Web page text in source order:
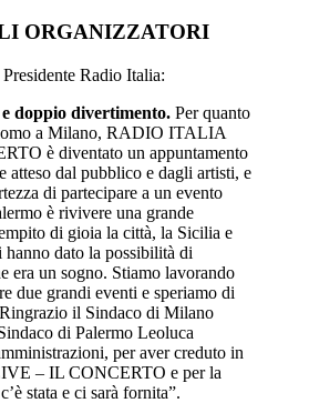
ORGANIZZATORI
Radio Italia:
doppio divertimento. Per quanto
a Milano, RADIO ITALIA
è diventato un appuntamento
atteso dal pubblico e dagli artisti, e
di partecipare a un evento
è rivivere una grande
di gioia la città, la Sicilia e
dato la possibilità di
era un sogno. Stiamo lavorando
due grandi eventi e speriamo di
il Sindaco di Milano
di Palermo Leoluca
per aver creduto in
– IL CONCERTO e per la
stata e ci sarà fornita”.